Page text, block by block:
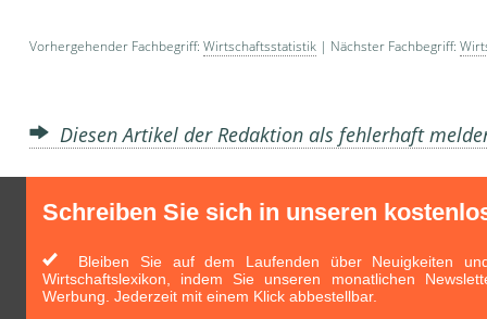
Vorhergehender Fachbegriff: Wirtschaftsstatistik | Nächster Fachbegriff:
Diesen Artikel der Redaktion als fehlerhaft
Schreiben Sie sich in unseren
Bleiben Sie auf dem Laufenden über Neuigkeiten
Wirtschaftslexikon, indem Sie unseren monatlichen
Werbung. Jederzeit mit einem Klick abbestellbar.